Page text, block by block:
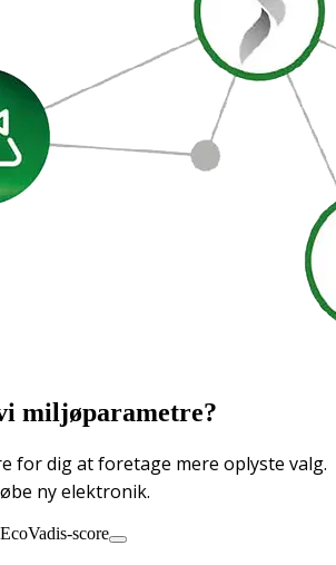
miljøparametre?
for dig at foretage mere oplyste valg.
ny elektronik.
score